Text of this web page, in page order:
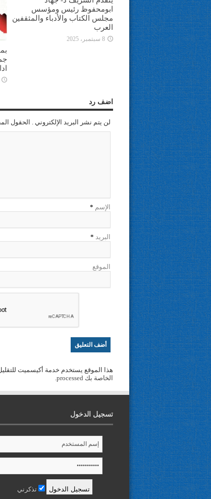
ابومحفوظ رئيس ومؤسس
مجلس الكتاب والأدباء والمثقفين
العرب
8 سبتمبر، 2025
اضف رد
لن يتم نشر البريد الإلكتروني . الحقول
الإسم *
البريد *
الموقع
هذا الموقع يستخدم خدمة أكيسميت
الخاصة بك processed
.
تسجيل الدخول
تذكرني